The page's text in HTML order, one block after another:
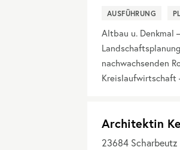
AUSFÜHRUNG
Altbau u. Denkmal
nachwachsenden
Kreislaufwirtschaft
Architektin
23684 Scharbeutz